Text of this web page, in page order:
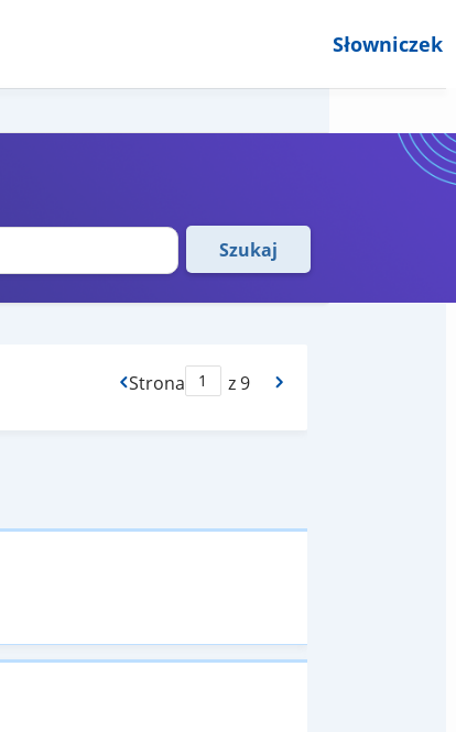
Słowniczek
Szukaj
Strona z 9